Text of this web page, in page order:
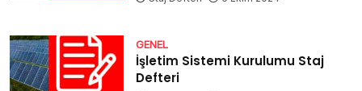
GENEL
İşletim Sistemi Kurulumu Staj
Defteri